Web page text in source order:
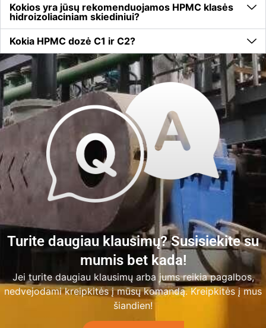
Kokios yra jūsų rekomenduojamos HPMC klasės
hidroizoliaciniam skiediniui?
Kokia HPMC dozė C1 ir C2?
Turite daugiau klausimų? Susisiekite su
mumis bet kada!
Jei turite daugiau klausimų arba jums reikia pagalbos,
nedvejodami kreipkitės į mūsų komandą. Kreipkitės į mus
šiandien!